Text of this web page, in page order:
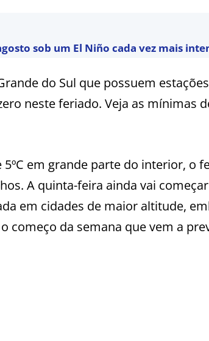
sob um El Niño cada vez mais
do Sul que possuem
neste feriado. Veja as mínimas
em grande parte do interior, o
A quinta-feira ainda vai
em cidades de maior altitude,
começo da semana que vem a